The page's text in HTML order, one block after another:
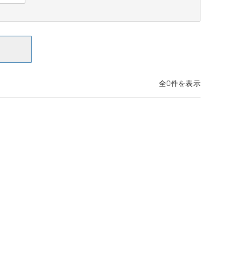
全0件を表示